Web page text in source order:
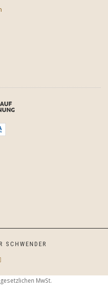
SCHWENDER
MwSt.